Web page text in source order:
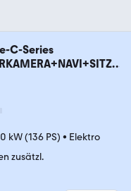
C-Series
kW (136 PS) • Elektro
zusätzl.